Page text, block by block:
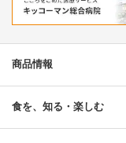
商品情報
食を、知る・楽しむ